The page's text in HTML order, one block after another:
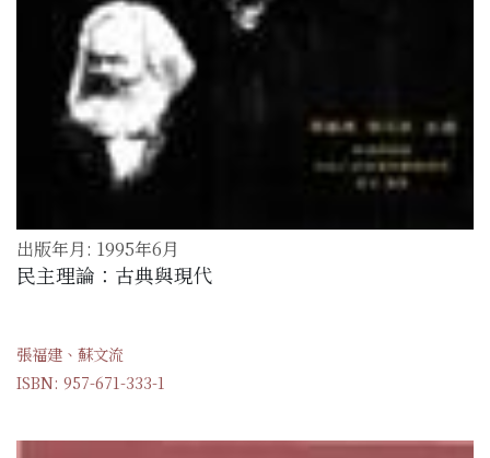
出版年月: 1995年6月
民主理論：古典與現代
張福建、蘇文流
ISBN: 957-671-333-1